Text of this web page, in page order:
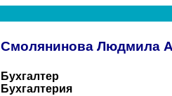
Смолянинова Людмила
Бухгалтер
Бухгалтерия